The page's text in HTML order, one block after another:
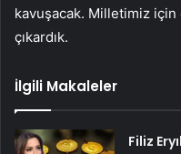
kavuşacak. Milletimiz
çıkardık.
İlgili Makaleler
Filiz